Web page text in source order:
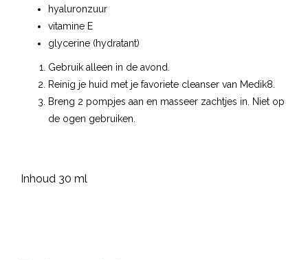
hyaluronzuur
vitamine E
glycerine (hydratant)
Gebruik alleen in de avond.
Reinig je huid met je favoriete cleanser van Medik8.
Breng 2 pompjes aan en masseer zachtjes in. Niet op
de ogen gebruiken.
Inhoud 30 ml